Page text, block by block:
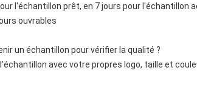
l'échantillon prêt, en 7 jours pour l'échantillon
ouvrables
un échantillon pour vérifier la qualité ?
avec votre propres logo, taille et